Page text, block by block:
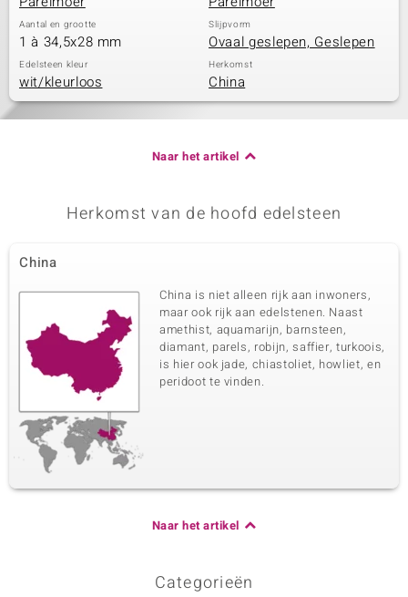
Aantal en grootte
1 à 34,5x28 mm
Slijpvorm
Ovaal geslepen, Geslepen
Edelsteen kleur
wit/kleurloos
Herkomst
China
Naar het artikel
Herkomst van de hoofd edelsteen
China
China is niet alleen rijk aan inwoners,
maar ook rijk aan edelstenen. Naast
amethist, aquamarijn, barnsteen,
diamant, parels, robijn, saffier, turkoois,
is hier ook jade, chiastoliet, howliet, en
peridoot te vinden.
Naar het artikel
Categorieën